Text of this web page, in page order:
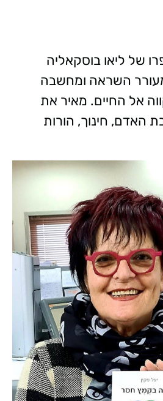
של ליאו בוסקאליה
השראה ומחשבה
אל החיים. מאיר את
האדם, חינוך, הורות